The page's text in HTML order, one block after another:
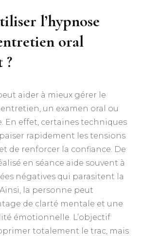
l’hypnose
oral
?
aider à mieux gérer le
un examen oral ou
En effet, certaines techniques
rapidement les tensions
de renforcer la confiance. De
en séance aide souvent à
négatives qui parasitent la
la personne peut
de clarté mentale et une
émotionnelle. L’objectif
totalement le trac, mais